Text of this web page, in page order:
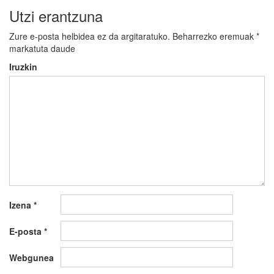
Utzi erantzuna
Zure e-posta helbidea ez da argitaratuko. Beharrezko eremuak *
markatuta daude
Iruzkin
Izena *
E-posta *
Webgunea